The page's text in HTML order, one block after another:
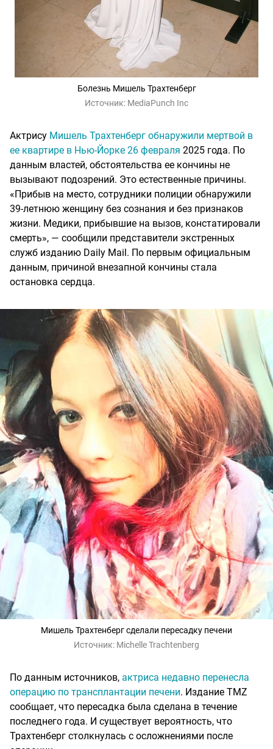
Болезнь Мишель Трахтенберг
Источник: MediaPunch Inc
Актрису Мишель Трахтенберг обнаружили мертвой в
ее квартире в Нью-Йорке 26 февраля 2025 года. По
данным властей, обстоятельства ее кончины не
вызывают подозрений. Это естественные причины.
«Прибыв на место, сотрудники полиции обнаружили
39-летнюю женщину без сознания и без признаков
жизни. Медики, прибывшие на вызов, констатировали
смерть», — сообщили представители экстренных
служб изданию Daily Mail. По первым официальным
данным, причиной внезапной кончины стала
остановка сердца.
Мишель Трахтенберг сделали пересадку печени
Источник: Michelle Trachtenberg
По данным источников, актриса недавно перенесла
операцию по трансплантации печени. Издание TMZ
сообщает, что пересадка была сделана в течение
последнего года. И существует вероятность, что
Трахтенберг столкнулась с осложнениями после